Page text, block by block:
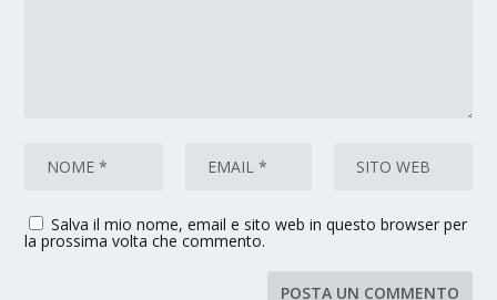
Salva il mio nome, email e sito web in questo browser per
la prossima volta che commento.